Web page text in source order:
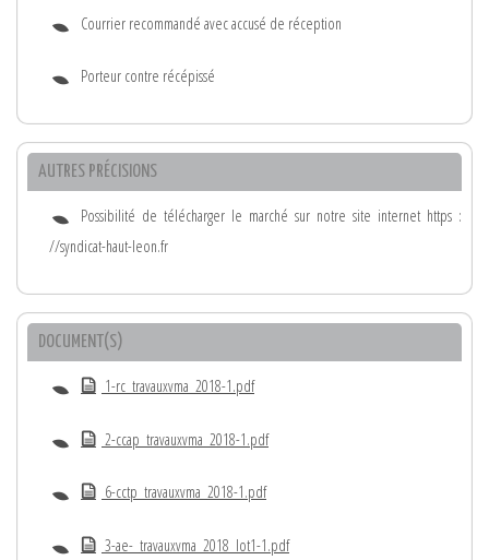
Courrier recommandé avec accusé de réception
Porteur contre récépissé
AUTRES PRÉCISIONS
Possibilité de télécharger le marché sur notre site internet https :
//syndicat-haut-leon.fr
DOCUMENT(S)
1-rc_travauxvma_2018-1.pdf
2-ccap_travauxvma_2018-1.pdf
6-cctp_travauxvma_2018-1.pdf
3-ae-_travauxvma_2018_lot1-1.pdf